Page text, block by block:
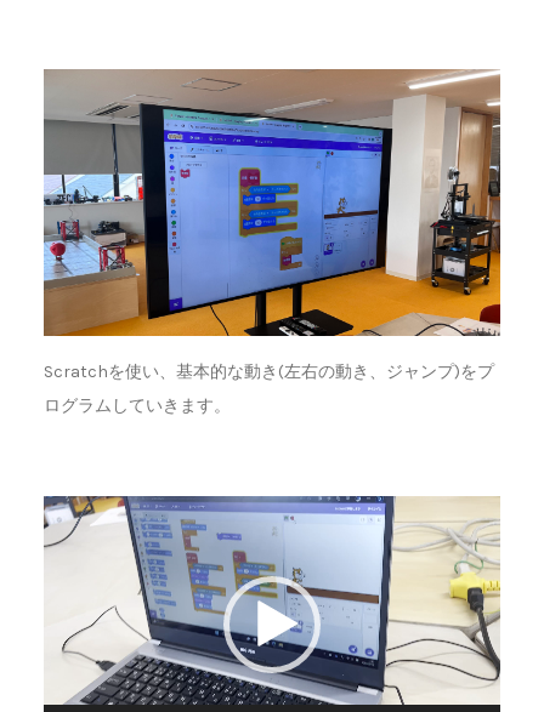
Scratchを使い、基本的な動き(左右の動き、ジャンプ)をプ
ログラムしていきます。
動
画